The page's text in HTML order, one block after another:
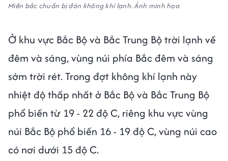
Miền bắc chuẩn bị đón không khí lạnh. Ảnh minh họa
Ở khu vực Bắc Bộ và Bắc Trung Bộ trời lạnh về
đêm và sáng, vùng núi phía Bắc đêm và sáng
sớm trời rét. Trong đợt không khí lạnh này
nhiệt độ thấp nhất ở Bắc Bộ và Bắc Trung Bộ
phổ biến từ 19 - 22 độ C, riêng khu vực vùng
núi Bắc Bộ phổ biến 16 - 19 độ C, vùng núi cao
có nơi dưới 15 độ C.